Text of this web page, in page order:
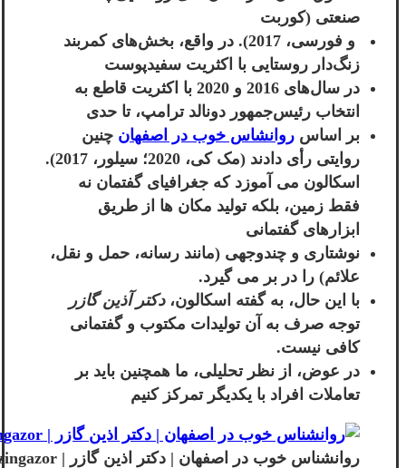
صنعتی (کوربت
و فورسی، 2017). در واقع، بخش‌های کمربند
زنگ‌دار روستایی با اکثریت سفیدپوست
در سال‌های 2016 و 2020 با اکثریت قاطع به
انتخاب رئیس‌جمهور دونالد ترامپ، تا حدی
بر اساس روانشاس خوب در اصفهان چنین
روایتی رأی دادند (مک کی، 2020؛ سیلور، 2017).
اسکالون می آموزد که جغرافیای گفتمان نه
فقط زمین، بلکه تولید مکان ها از طریق
ابزارهای گفتمانی
نوشتاری و چندوجهی (مانند رسانه، حمل و نقل،
علائم) را در بر می گیرد.
با این حال، به گفته اسکالون،دکتر آذین گازر
توجه صرف به آن تولیدات مکتوب و گفتمانی
کافی نیست.
در عوض، از نظر تحلیلی، ما همچنین باید بر
تعاملات افراد با یکدیگر تمرکز کنیم
روانشناس خوب در اصفهان | دکتر اذین گازر | drazingazor